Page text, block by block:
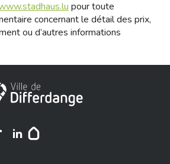
pour toute
concernant le détail des prix,
ou d’autres informations
de Differdange
sur Instagram